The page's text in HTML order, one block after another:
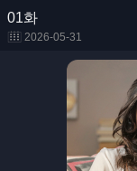
01화
2026-05-31